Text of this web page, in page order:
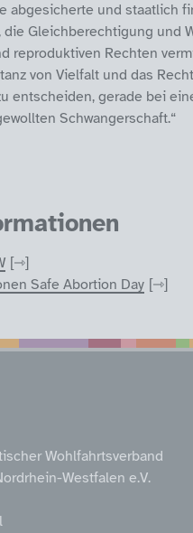
abgesicherte und staatlich
Gleichberechtigung und
reproduktiven Rechten
von Vielfalt und das
entscheiden, gerade bei
Schwangerschaft.“
Safe Abortion Day
Wohlfahrtsverband
Westfalen e.V.